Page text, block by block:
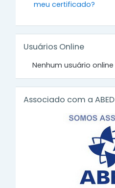
meu certificado?
Usuários Online
Nenhum usuário
Associado com a ABED